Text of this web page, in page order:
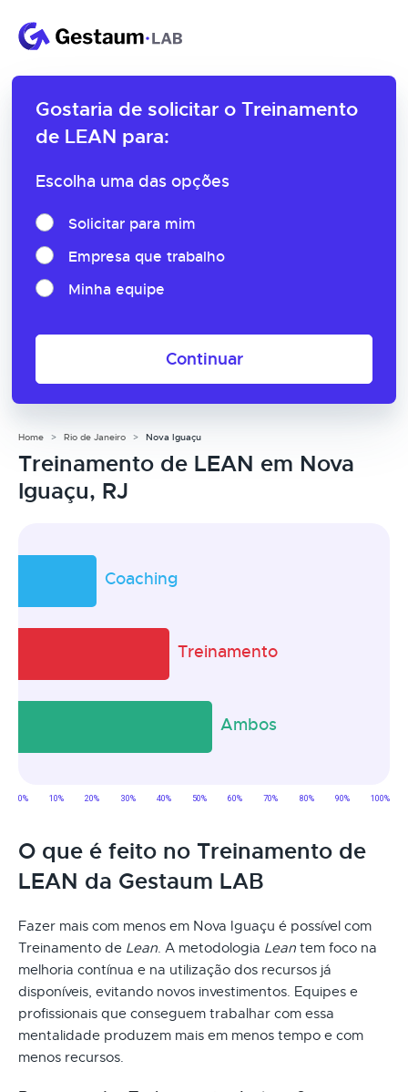
Gostaria de solicitar o Treinamento
de LEAN para:
Escolha uma das opções
Solicitar para mim
Empresa que trabalho
Minha equipe
Continuar
Home Rio de Janeiro Nova Iguaçu
Treinamento de LEAN em Nova
Iguaçu, RJ
O que é feito no Treinamento de
LEAN da Gestaum LAB
Fazer mais com menos em Nova Iguaçu é possível com
Treinamento de Lean. A metodologia Lean tem foco na
melhoria contínua e na utilização dos recursos já
disponíveis, evitando novos investimentos. Equipes e
profissionais que conseguem trabalhar com essa
mentalidade produzem mais em menos tempo e com
menos recursos.